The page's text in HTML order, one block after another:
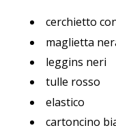
cerchietto
maglietta
leggins neri
tulle rosso
elastico
cartoncino